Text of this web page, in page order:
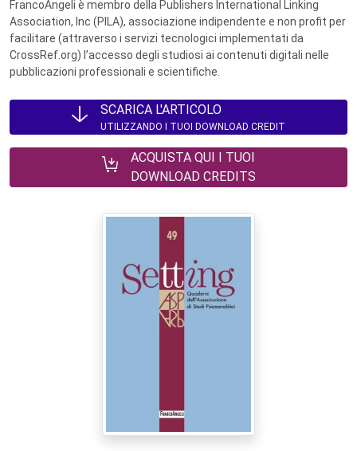
FrancoAngeli è membro della Publishers International Linking
Association, Inc (PILA), associazione indipendente e non profit per
facilitare (attraverso i servizi tecnologici implementati da
CrossRef.org) l’accesso degli studiosi ai contenuti digitali nelle
pubblicazioni professionali e scientifiche.
SCARICA L'ARTICOLO
UTILIZZANDO I TUOI DOWNLOAD CREDIT
ACQUISTA QUI I TUOI
DOWNLOAD CREDITS